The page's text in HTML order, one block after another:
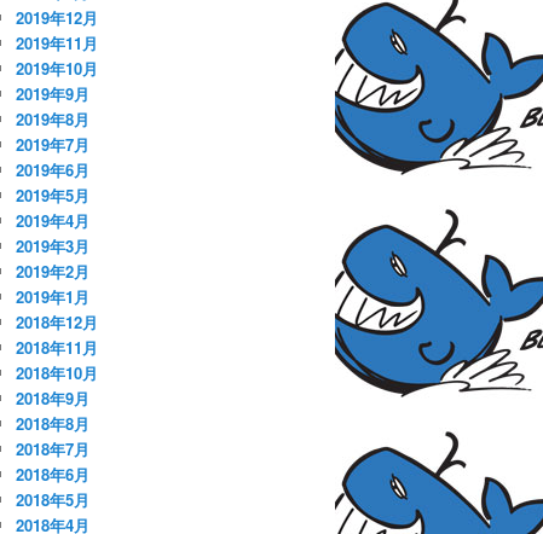
2019年12月
2019年11月
2019年10月
2019年9月
2019年8月
2019年7月
2019年6月
2019年5月
2019年4月
2019年3月
2019年2月
2019年1月
2018年12月
2018年11月
2018年10月
2018年9月
2018年8月
2018年7月
2018年6月
2018年5月
2018年4月